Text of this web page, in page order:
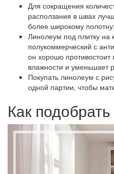
Для сокращения
расползания в швах
более широкому полотну;
Линолеум под плитку на
полукоммерческий с
он хорошо
влажности и уменьшает
Покупать линолеум с
одной партии, чтобы
Как